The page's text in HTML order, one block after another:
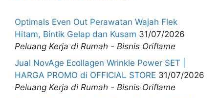
Optimals Even Out Perawatan Wajah Flek
Hitam, Bintik Gelap dan Kusam 31/07/2026
Peluang Kerja di Rumah - Bisnis Oriflame
Jual NovAge Ecollagen Wrinkle Power SET |
HARGA PROMO di OFFICIAL STORE 31/07/2026
Peluang Kerja di Rumah - Bisnis Oriflame